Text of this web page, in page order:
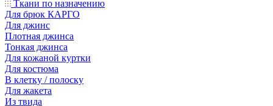
Ткани по назначению
Для брюк КАРГО
Для джинс
Плотная джинса
Тонкая джинса
Для кожаной куртки
Для костюма
В клетку / полоску
Для жакета
Из твида